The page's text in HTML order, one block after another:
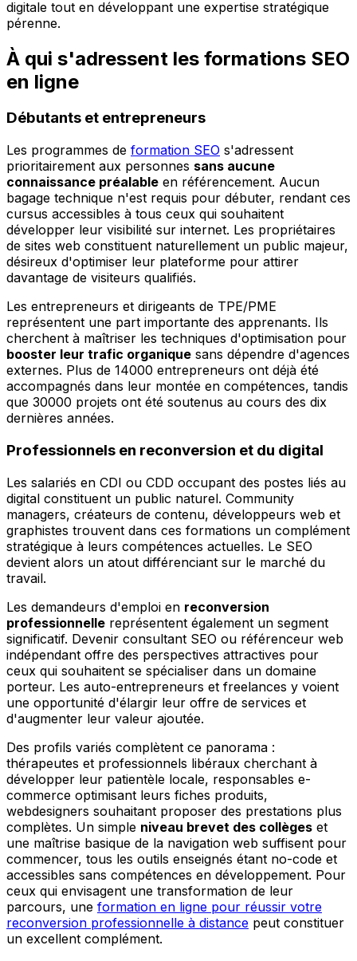
digitale tout en développant une expertise stratégique
pérenne.
À qui s'adressent les formations SEO
en ligne
Débutants et entrepreneurs
Les programmes de formation SEO s'adressent
prioritairement aux personnes sans aucune
connaissance préalable en référencement. Aucun
bagage technique n'est requis pour débuter, rendant ces
cursus accessibles à tous ceux qui souhaitent
développer leur visibilité sur internet. Les propriétaires
de sites web constituent naturellement un public majeur,
désireux d'optimiser leur plateforme pour attirer
davantage de visiteurs qualifiés.
Les entrepreneurs et dirigeants de TPE/PME
représentent une part importante des apprenants. Ils
cherchent à maîtriser les techniques d'optimisation pour
booster leur trafic organique sans dépendre d'agences
externes. Plus de 14000 entrepreneurs ont déjà été
accompagnés dans leur montée en compétences, tandis
que 30000 projets ont été soutenus au cours des dix
dernières années.
Professionnels en reconversion et du digital
Les salariés en CDI ou CDD occupant des postes liés au
digital constituent un public naturel. Community
managers, créateurs de contenu, développeurs web et
graphistes trouvent dans ces formations un complément
stratégique à leurs compétences actuelles. Le SEO
devient alors un atout différenciant sur le marché du
travail.
Les demandeurs d'emploi en reconversion
professionnelle représentent également un segment
significatif. Devenir consultant SEO ou référenceur web
indépendant offre des perspectives attractives pour
ceux qui souhaitent se spécialiser dans un domaine
porteur. Les auto-entrepreneurs et freelances y voient
une opportunité d'élargir leur offre de services et
d'augmenter leur valeur ajoutée.
Des profils variés complètent ce panorama :
thérapeutes et professionnels libéraux cherchant à
développer leur patientèle locale, responsables e-
commerce optimisant leurs fiches produits,
webdesigners souhaitant proposer des prestations plus
complètes. Un simple niveau brevet des collèges et
une maîtrise basique de la navigation web suffisent pour
commencer, tous les outils enseignés étant no-code et
accessibles sans compétences en développement. Pour
ceux qui envisagent une transformation de leur
parcours, une formation en ligne pour réussir votre
reconversion professionnelle à distance peut constituer
un excellent complément.